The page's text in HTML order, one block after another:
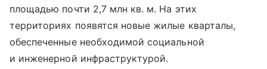
площадью почти 2,7 млн кв. м. На этих
территориях появятся новые жилые кварталы,
обеспеченные необходимой социальной
и инженерной инфраструктурой.